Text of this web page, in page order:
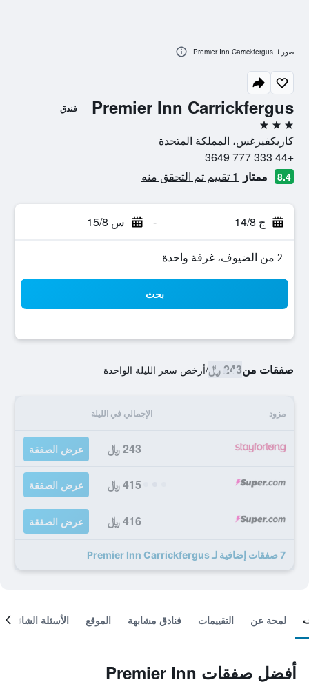
Premier Inn Carrickfergus فندق
3 نجوم
كاريكفيرغس، المملكة المتحدة
+44 333 777 3649
8.4 ممتاز 1 تقييم تم التحقق منه
ج 14/8 - س 15/8
2 من الضيوف، غرفة واحدة
بحث
صفقات من243 ﷼ /أرخص سعر الليلة الواحدة
مزود الإجمالي في الليلة
243 ﷼ عرض الصفقة
415 ﷼ عرض الصفقة
416 ﷼ عرض الصفقة
7 صفقات إضافية لـ Premier Inn Carrickfergus
صور لـ Premier Inn Carrickfergus
لمحة عن التقييمات فنادق مشابهة الموقع الأسئلة الشائعة
أفضل صفقات Premier Inn